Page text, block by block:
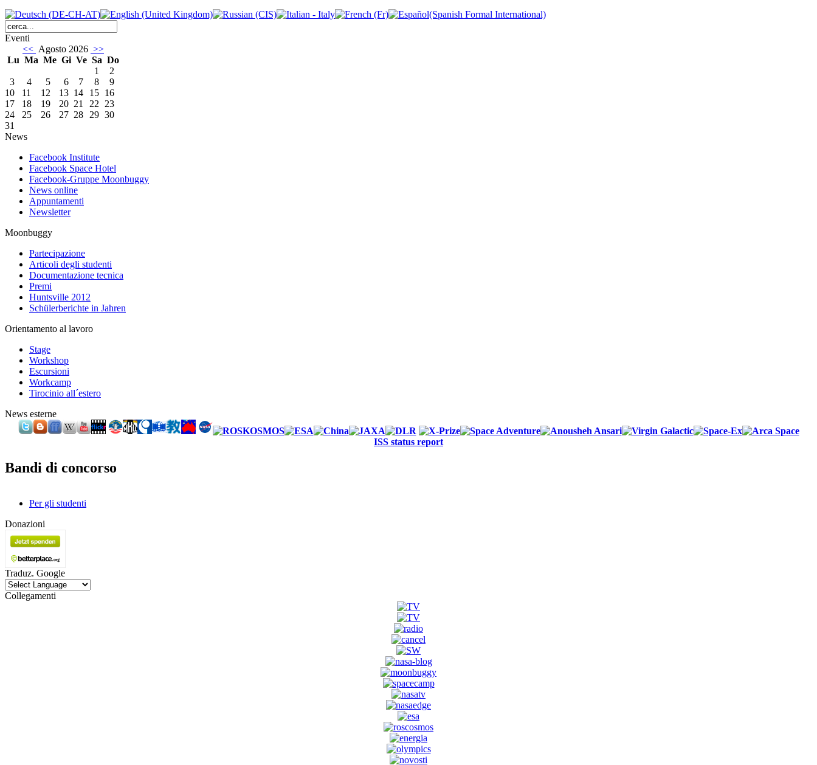
Eventi
<< Agosto 2026 >>
Lu Ma Me Gi Ve Sa Do
1
2
3
4 5 6 7 8
9
10
11 12 13 14 15 16
17
18 19 20 21 22 23
24
25 26 27 28 29 30
31
News
Facebook Institute
Facebook Space Hotel
Facebook-Gruppe Moonbuggy
News online
Appuntamenti
Newsletter
Moonbuggy
Partecipazione
Articoli degli studenti
Documentazione tecnica
Premi
Huntsville 2012
Schülerberichte in Jahren
Orientamento al lavoro
Stage
Workshop
Escursioni
Workcamp
Tirocinio all´estero
News esterne
ISS status report
Bandi di concorso
Per gli studenti
Donazioni
Traduz. Google
Collegamenti